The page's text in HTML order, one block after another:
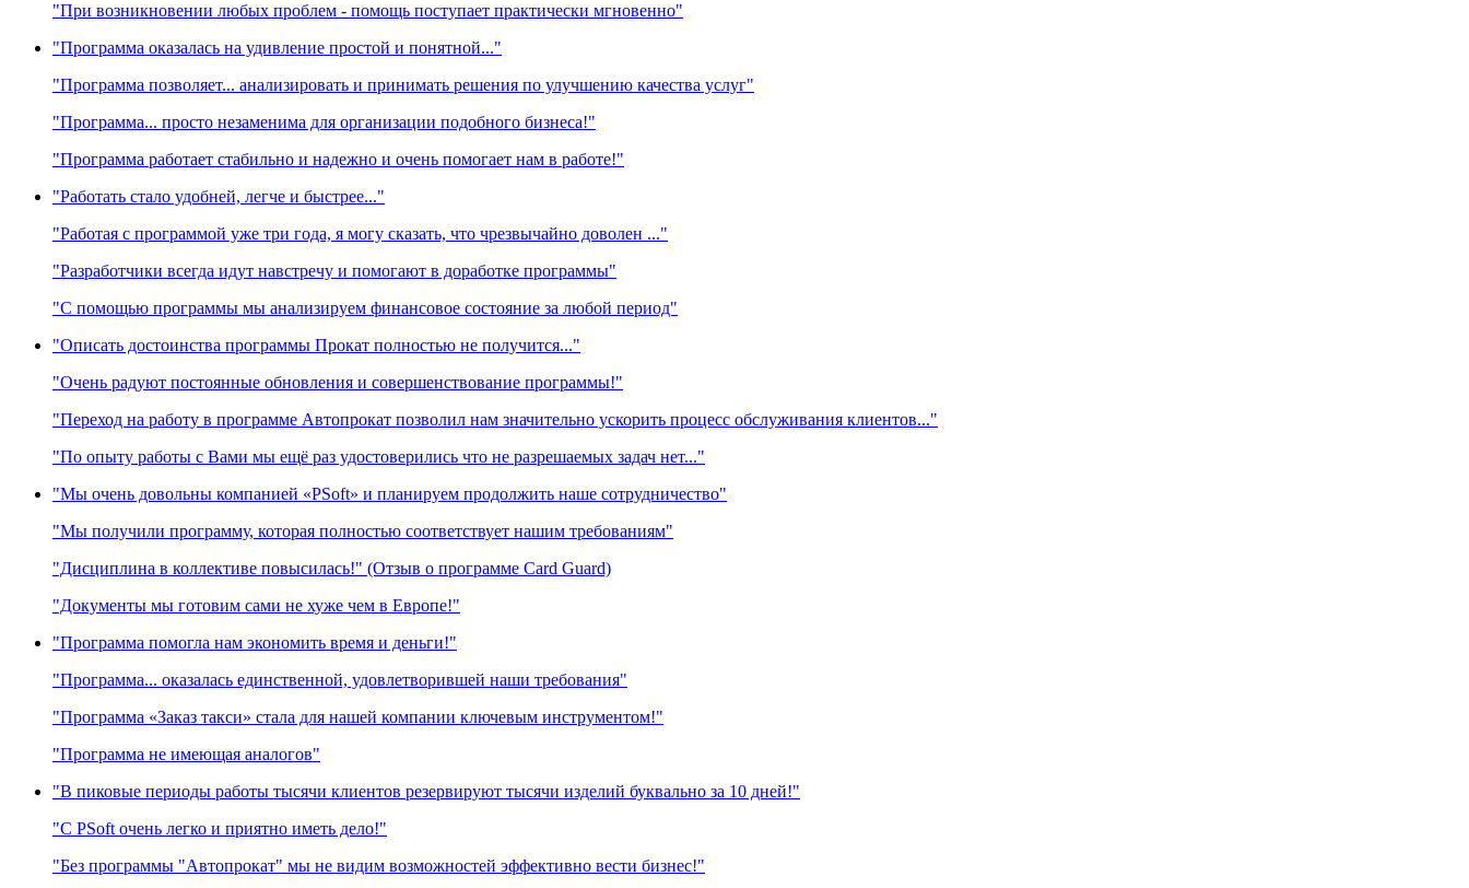
"При возникновении любых проблем - помощь поступает практически мгновенно"
"Программа оказалась на удивление простой и понятной..."
"Программа позволяет... анализировать и принимать решения по улучшению качества услуг"
"Программа... просто незаменима для организации подобного бизнеса!"
"Программа работает стабильно и надежно и очень помогает нам в работе!"
"Работать стало удобней, легче и быстрее..."
"Работая с программой уже три года, я могу сказать, что чрезвычайно доволен ..."
"Разработчики всегда идут навстречу и помогают в доработке программы"
"С помощью программы мы анализируем финансовое состояние за любой период"
"Описать достоинства программы Прокат полностью не получится..."
"Очень радуют постоянные обновления и совершенствование программы!"
"Переход на работу в программе Автопрокат позволил нам значительно ускорить процесс обслуживания клиентов..."
"По опыту работы с Вами мы ещё раз удостоверились что не разрешаемых задач нет..."
"Мы очень довольны компанией «PSoft» и планируем продолжить наше сотрудничество"
"Мы получили программу, которая полностью соответствует нашим требованиям"
"Дисциплина в коллективе повысилась!" (Отзыв о программе Card Guard)
"Документы мы готовим сами не хуже чем в Европе!"
"Программа помогла нам экономить время и деньги!"
"Программа... оказалась единственной, удовлетворившей наши требования"
"Программа «Заказ такси» стала для нашей компании ключевым инструментом!"
"Программа не имеющая аналогов"
"В пиковые периоды работы тысячи клиентов резервируют тысячи изделий буквально за 10 дней!"
"C PSoft очень легко и приятно иметь дело!"
"Без программы "Автопрокат" мы не видим возможностей эффективно вести бизнес!"